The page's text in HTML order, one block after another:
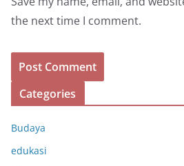
the next time I comment.
Categories
Budaya
edukasi